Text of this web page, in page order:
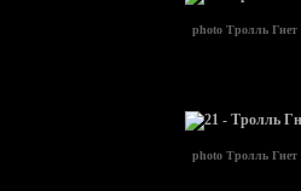
photo Тролль Гнет
photo Тролль Гнет